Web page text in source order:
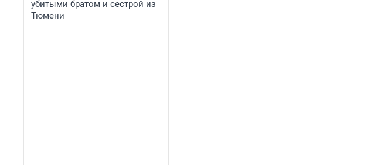
убитыми братом и сестрой из
Тюмени